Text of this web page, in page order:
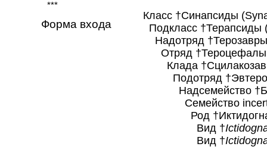
***
Форма входа
Класс †Синапсиды
Подкласс †Терапсиды
Надотряд
Отряд †Тероцефалы
Клада
Подотряд
Надсемейство
Семейство
Род
Вид †
Вид †